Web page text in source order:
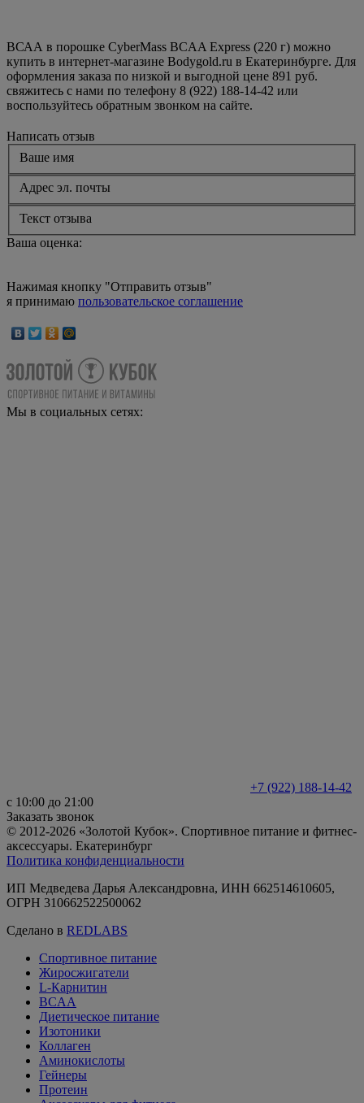
ВСАА в порошке CyberMass BCAA Express (220 г) можно
купить в интернет-магазине Bodygold.ru в Екатеринбурге. Для
оформления заказа по низкой и выгодной цене 891 руб.
свяжитесь с нами по телефону 8 (922) 188-14-42 или
воспользуйтесь обратным звонком на сайте.
Написать отзыв
Ваше имя
Адрес эл. почты
Текст отзыва
Ваша оценка:
Нажимая кнопку "Отправить отзыв"
я принимаю пользовательское соглашение
Мы в социальных сетях:
+7 (922) 188-14-42
с 10:00 до 21:00
Заказать звонок
© 2012-2026 «Золотой Кубок». Спортивное питание и фитнес-
аксессуары. Екатеринбург
Политика конфиденциальности
ИП Медведева Дарья Александровна, ИНН 662514610605,
ОГРН 310662522500062
Сделано в REDLABS
Спортивное питание
Жиросжигатели
L-Карнитин
BCAA
Диетическое питание
Изотоники
Коллаген
Аминокислоты
Гейнеры
Протеин